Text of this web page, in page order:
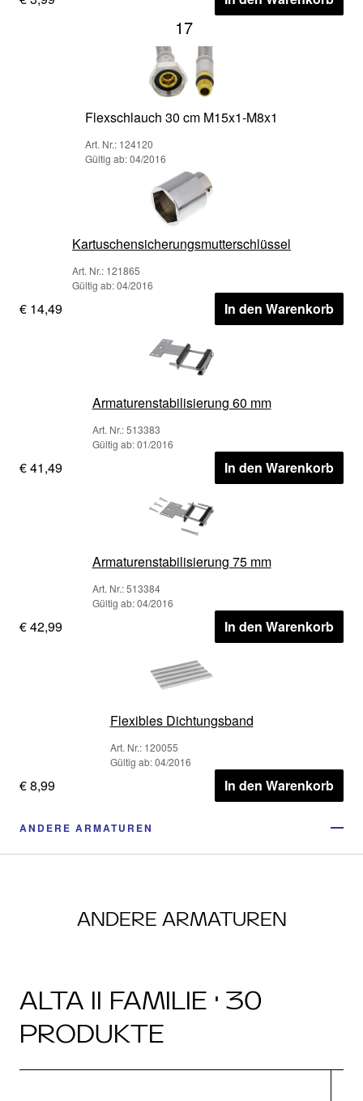
17
Flexschlauch 30 cm M15x1-M8x1
Art. Nr.: 124120
Gültig ab: 04/2016
Kartuschensicherungsmutterschlüssel
Art. Nr.: 121865
Gültig ab: 04/2016
€ 14,49 In den Warenkorb
Armaturenstabilisierung 60 mm
Art. Nr.: 513383
Gültig ab: 01/2016
€ 41,49 In den Warenkorb
Armaturenstabilisierung 75 mm
Art. Nr.: 513384
Gültig ab: 04/2016
€ 42,99 In den Warenkorb
Flexibles Dichtungsband
Art. Nr.: 120055
Gültig ab: 04/2016
€ 8,99 In den Warenkorb
ANDERE ARMATUREN
ANDERE ARMATUREN
ALTA II FAMILIE · 30
PRODUKTE